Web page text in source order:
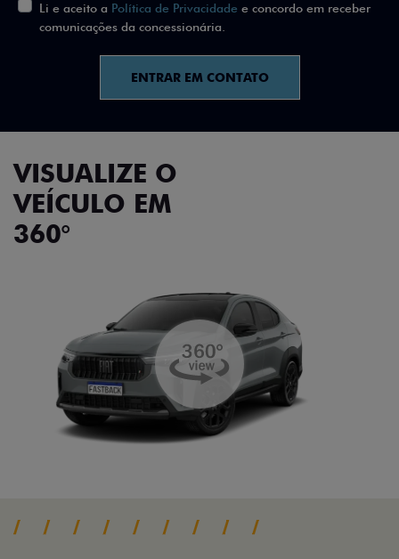
Li e aceito a Política de Privacidade e concordo em receber
comunicações da concessionária.
ENTRAR EM CONTATO
VISUALIZE O
VEÍCULO EM
360°